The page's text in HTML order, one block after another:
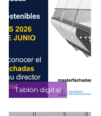
Tablón digital